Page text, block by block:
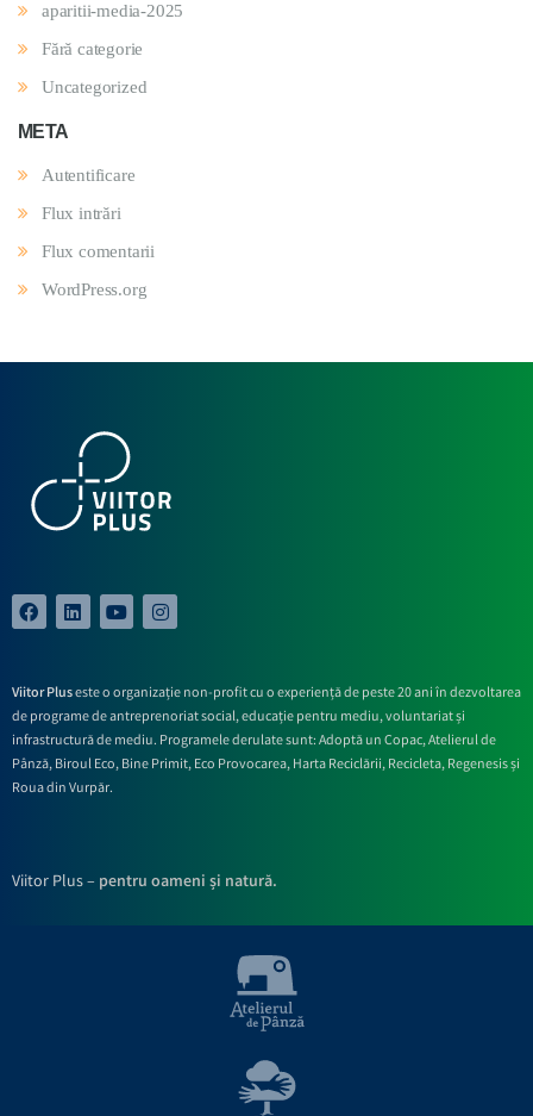
aparitii-media-2025
Fără categorie
Uncategorized
META
Autentificare
Flux intrări
Flux comentarii
WordPress.org
Viitor Pluseste o organizație non-profit cu o experiență de peste 20 ani în dezvoltarea
de programe de antreprenoriat social, educație pentru mediu, voluntariat și
infrastructură de mediu. Programele derulate sunt: Adoptă un Copac, Atelierul de
Pânză,Biroul Eco,Bine Primit,Eco Provocarea,Harta Reciclării,Recicleta, Regenesis și
Roua din Vurpăr.
Viitor Plus – pentru oameni și natură.